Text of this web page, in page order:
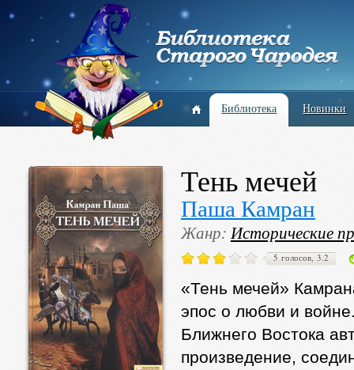
Библиотека Новинки
Тень мечей
Паша Камран
Жанр:Исторические
5 голосов, 3.2
«Тень мечей»
эпос о любви и
Ближнего Востока
произведение,